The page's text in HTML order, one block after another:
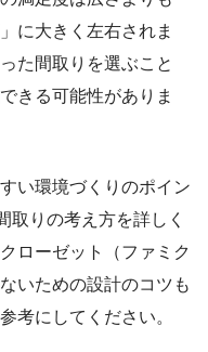
に大きく左右されま
た間取りを選ぶこと
きる可能性がありま
い環境づくりのポイン
取りの考え方を詳しく
ローゼット（ファミク
いための設計のコツも
考にしてください。